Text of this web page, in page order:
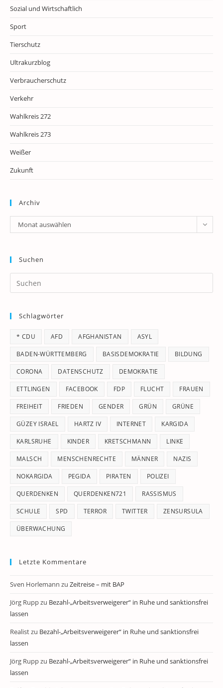
Sozial und Wirtschaftlich
Sport
Tierschutz
Ultrakurzblog
Verbraucherschutz
Verkehr
Wahlkreis 272
Wahlkreis 273
Weißer
Zukunft
Archiv
Archiv
Monat auswählen
Suchen
Schlagwörter
* CDU AFD AFGHANISTAN ASYL
BADEN-WÜRTTEMBERG BASISDEMOKRATIE BILDUNG
CORONA DATENSCHUTZ DEMOKRATIE
ETTLINGEN FACEBOOK FDP FLUCHT FRAUEN
FREIHEIT FRIEDEN GENDER GRÜN GRÜNE
GÜZEY ISRAEL HARTZ IV INTERNET KARGIDA
KARLSRUHE KINDER KRETSCHMANN LINKE
MALSCH MENSCHENRECHTE MÄNNER NAZIS
NOKARGIDA PEGIDA PIRATEN POLIZEI
QUERDENKEN QUERDENKEN721 RASSISMUS
SCHULE SPD TERROR TWITTER ZENSURSULA
ÜBERWACHUNG
Letzte Kommentare
Sven Horlemann zu Zeitreise – mit BAP
Jörg Ruppzu Bezahl-„Arbeitsverweigerer“ in Ruhe und sanktionsfrei
lassen
Realistzu Bezahl-„Arbeitsverweigerer“ in Ruhe und sanktionsfrei
lassen
Jörg Ruppzu Bezahl-„Arbeitsverweigerer“ in Ruhe und sanktionsfrei
lassen